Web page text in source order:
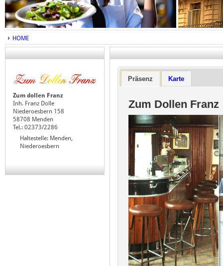
HOME
Zum dollen Franz
Inh. Franz Dolle
Niederoesbern 158
58708 Menden
Tel.: 02373/2286
Haltestelle: Menden,
Niederoesbern
Präsenz Karte
Zum Dollen Franz